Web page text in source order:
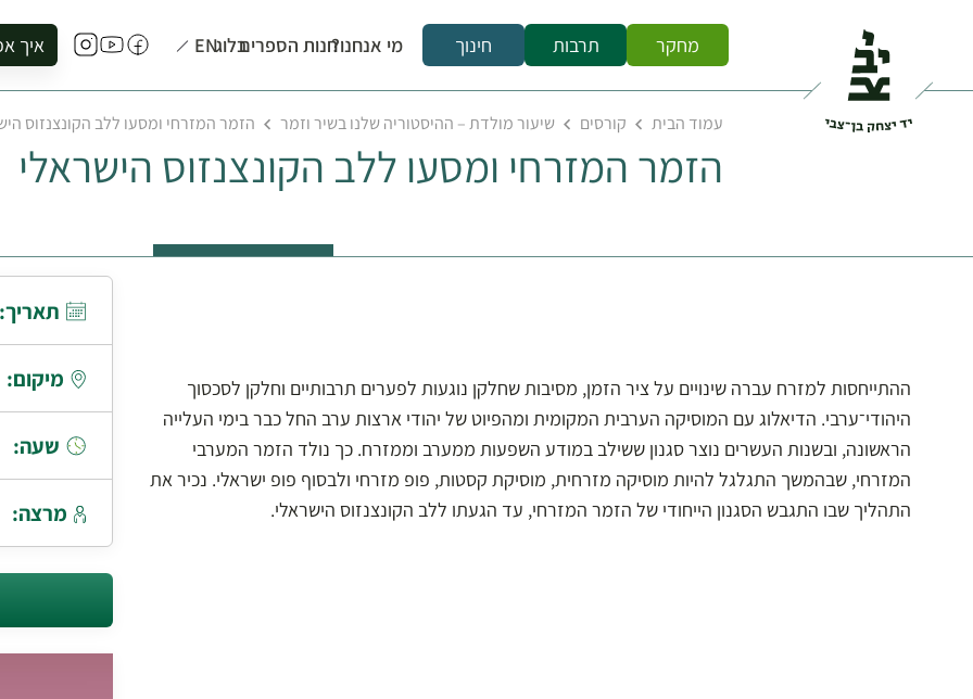
מחקר תרבות חינוך מי אנחנו?חנות הספריםבלוגEN איך
להזמין
להירשם
להירשם
לתאם
עמוד הבית קורסים שיעור מולדת – ההיסטוריה שלנו בשיר וזמר הזמר המזרחי ומסעו ללב הקונצנזוס
הזמר המזרחי ומסעו ללב הקונצנזוס הישראלי
ההתייחסות למזרח עברה שינויים על ציר הזמן, מסיבות שחלקן נוגעות לפערים תרבותיים וחלקן לסכסוך
היהודי־ערבי. הדיאלוג עם המוסיקה הערבית המקומית ומהפיוט של יהודי ארצות ערב החל כבר בימי העלייה
הראשונה, ובשנות העשרים נוצר סגנון ששילב במודע השפעות ממערב וממזרח. כך נולד הזמר המערבי
המזרחי, שבהמשך התגלגל להיות מוסיקה מזרחית, מוסיקת קסטות, פופ מזרחי ולבסוף פופ ישראלי. נכיר את
התהליך שבו התגבש הסגנון הייחודי של הזמר המזרחי, עד הגעתו ללב הקונצנזוס הישראלי.
תאריך:
מיקום:
שעה:
מרצה: